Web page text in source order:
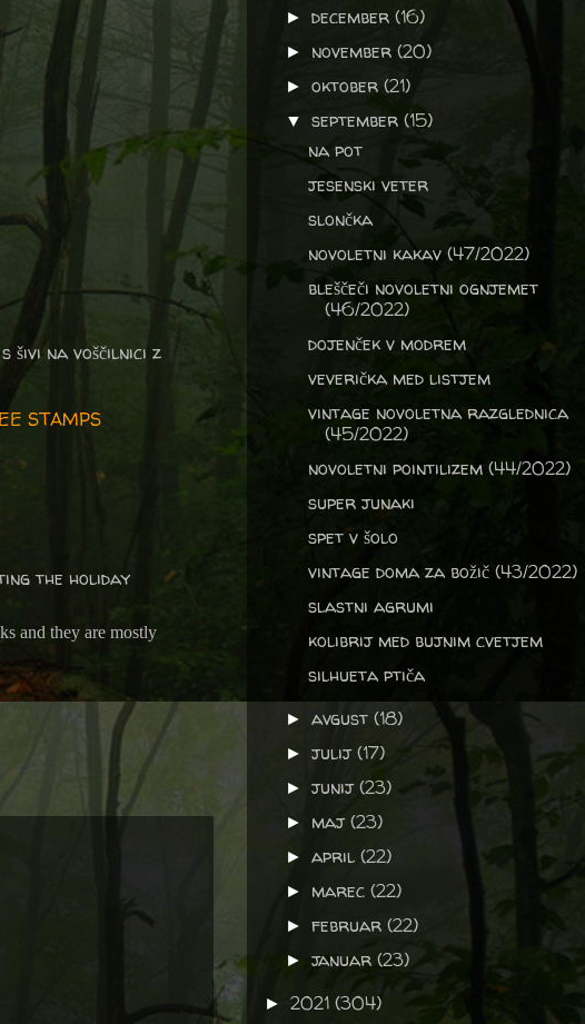
šivi na voščilnici z
STAMPS
the holiday
and they are mostly
►december(16)
► november(20)
►oktober(21)
▼september(15)
na pot
jesenski veter
slončka
novoletni kakav (47/2022)
bleščeči novoletni ognjemet
(46/2022)
dojenček v modrem
veverička med listjem
vintage novoletna razglednica
(45/2022)
novoletni pointilizem (44/2022)
super junaki
spet v šolo
vintage doma za božič (43/2022)
slastni agrumi
kolibrij med bujnim cvetjem
silhueta ptiča
►avgust(18)
►julij(17)
►junij(23)
► maj(23)
►april(22)
► marec(22)
►februar(22)
►januar(23)
► 2021 (304)